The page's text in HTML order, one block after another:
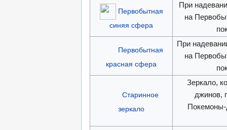
Первобытная
синяя сфера
При
на
Первобытная
красная сфера
При
на
Старинное
зеркало
Зеркало,
джинов,